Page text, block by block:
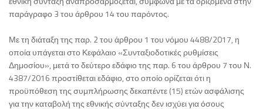
παράγραφο 3 του άρθρου 14 του παρόντος.
Με τη διάταξη της παρ. 2 του άρθρου 1 του νόμου 4488/2017, η
οποία υπάγεται στο Κεφάλαιο «Συνταξιοδοτικές ρυθμίσεις
Δημοσίου», μετά το δεύτερο εδάφιο της παρ. 6 του άρθρου 7 του Ν.
4387/2016 προστίθεται εδάφιο, στο οποίο ορίζεται ότι η
προϋπόθεση της συμπλήρωσης δεκαπέντε (15) ετών ασφάλισης
για την καταβολή της εθνικής σύνταξης δεν ισχύει για όσους